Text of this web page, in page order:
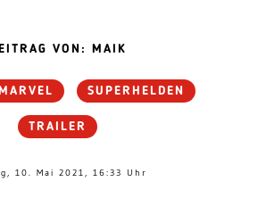
VON: MAIK
MARVEL SUPERHELDEN
TRAILER
10. Mai 2021, 16:33 Uhr